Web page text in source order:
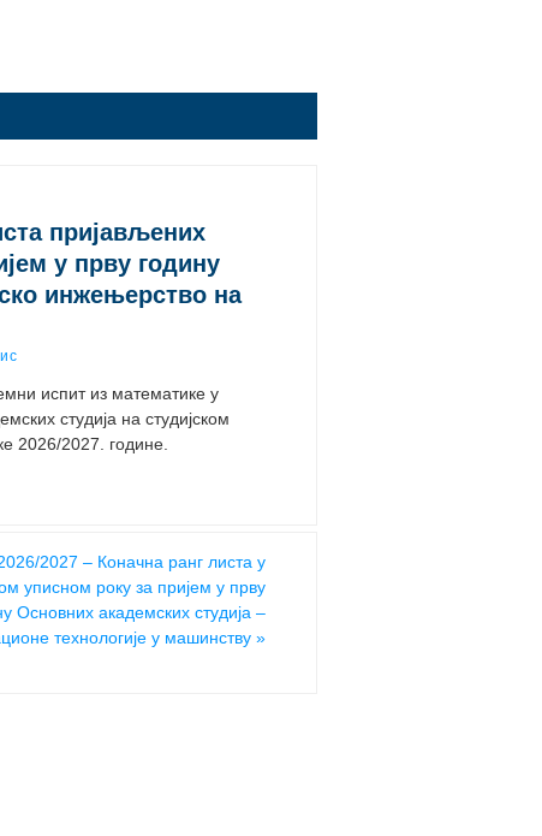
пријављених
у прву годину
инжењерство на
испит из математике у
студија на студијском
2026/2027. године.
2027 – Коначна ранг листа у
уписном року за пријем у прву
Основних академских студија –
технологије у машинству »